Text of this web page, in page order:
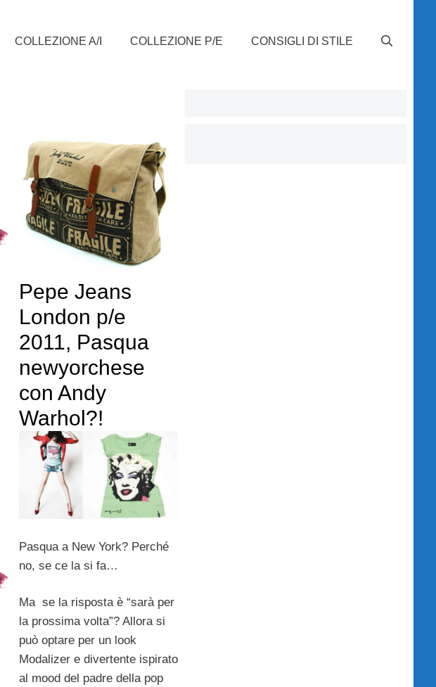
COLLEZIONE A/I COLLEZIONE P/E CONSIGLI DI STILE
Pepe Jeans
London p/e
2011, Pasqua
newyorchese
con Andy
Warhol?!
Pasqua a New York? Perché
no, se ce la si fa…
Ma se la risposta è “sarà per
la prossima volta”? Allora si
può optare per un look
Modalizer e divertente ispirato
al mood del padre della pop